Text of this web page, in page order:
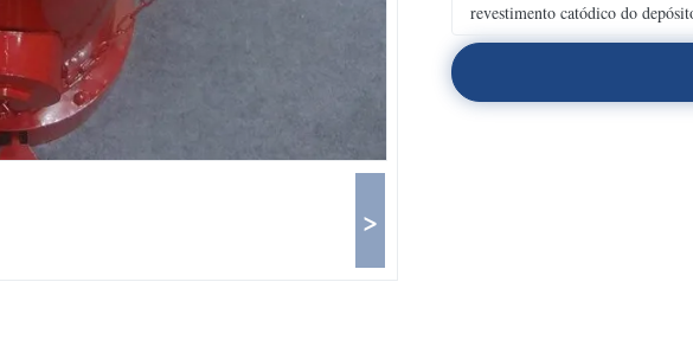
>
revestimento catódico do